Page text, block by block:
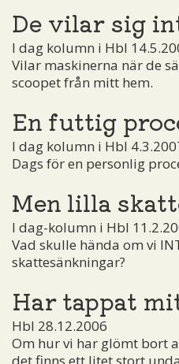
De vilar sig
I dag kolumn i Hbl
Vilar maskinerna när de
scoopet från mitt hem.
En futtig
I dag kolumn i Hbl
Dags för en personlig
Men lilla
I dag-kolumn i Hbl
Vad skulle hända om vi
skattesänkningar?
Har tappat
Hbl 28.12.2006
Om hur vi har glömt bort
det finns ett litet stort